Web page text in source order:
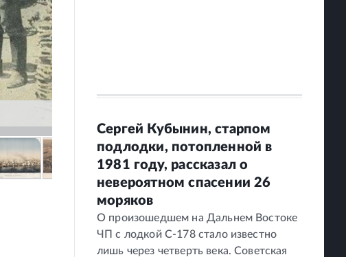
Сергей Кубынин, старпом
подлодки, потопленной в
1981 году, рассказал о
невероятном спасении 26
моряков
О произошедшем на Дальнем Востоке
ЧП с лодкой С-178 стало известно
лишь через четверть века. Советская